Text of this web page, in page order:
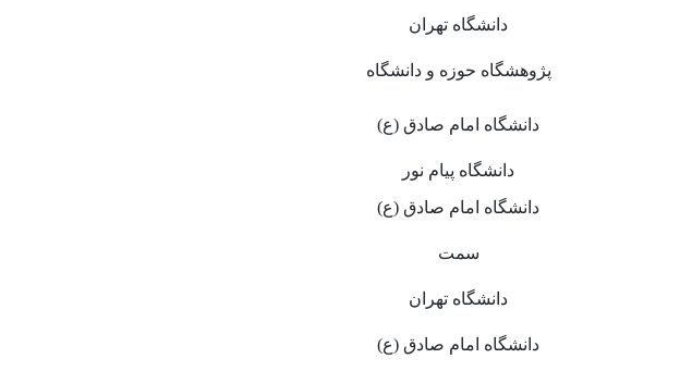
دانشگاه تهران
پژوهشگاه حوزه و دانشگاه
دانشگاه امام صادق (ع)
دانشگاه پیام نور
دانشگاه امام صادق (ع)
سمت
دانشگاه تهران
دانشگاه امام صادق (ع)